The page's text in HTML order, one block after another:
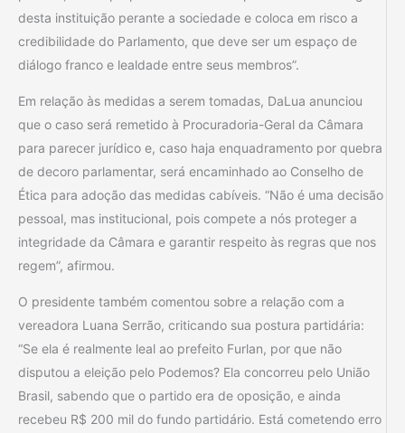
desta instituição perante a sociedade e coloca em risco a
credibilidade do Parlamento, que deve ser um espaço de
diálogo franco e lealdade entre seus membros”.
Em relação às medidas a serem tomadas, DaLua anunciou
que o caso será remetido à Procuradoria-Geral da Câmara
para parecer jurídico e, caso haja enquadramento por quebra
de decoro parlamentar, será encaminhado ao Conselho de
Ética para adoção das medidas cabíveis. “Não é uma decisão
pessoal, mas institucional, pois compete a nós proteger a
integridade da Câmara e garantir respeito às regras que nos
regem”, afirmou.
O presidente também comentou sobre a relação com a
vereadora Luana Serrão, criticando sua postura partidária:
“Se ela é realmente leal ao prefeito Furlan, por que não
disputou a eleição pelo Podemos? Ela concorreu pelo União
Brasil, sabendo que o partido era de oposição, e ainda
recebeu R$ 200 mil do fundo partidário. Está cometendo erro